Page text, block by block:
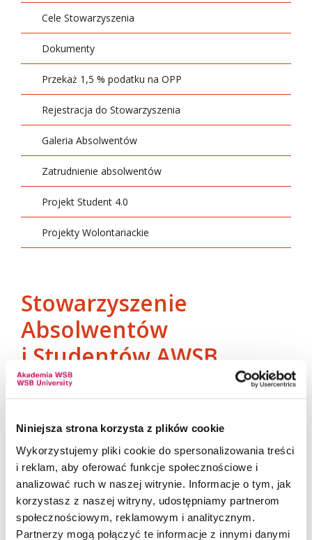
Niniejsza strona korzysta z plików cookie
Wykorzystujemy pliki cookie do spersonalizowania treści
i reklam, aby oferować funkcje społecznościowe i
analizować ruch w naszej witrynie. Informacje o tym, jak
korzystasz z naszej witryny, udostępniamy partnerom
społecznościowym, reklamowym i analitycznym.
Partnerzy mogą połączyć te informacje z innymi danymi
Cele Stowarzyszenia
Dokumenty
Przekaż 1,5 % podatku na OPP
Rejestracja do Stowarzyszenia
Galeria Absolwentów
Zatrudnienie absolwentów
Projekt Student 4.0
Projekty Wolontariackie
Stowarzyszenie
Absolwentów
i Studentów AWSB